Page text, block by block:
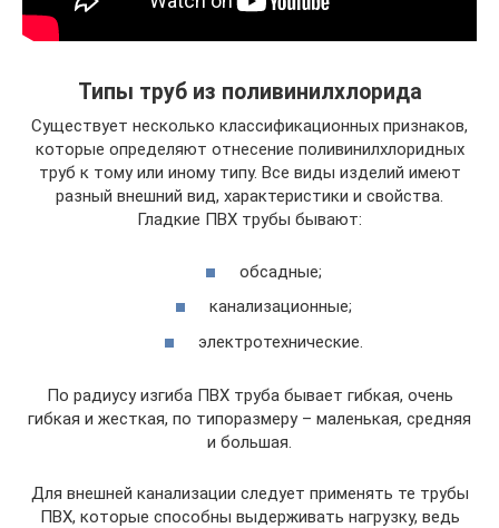
Типы труб из поливинилхлорида
Существует несколько классификационных признаков,
которые определяют отнесение поливинилхлоридных
труб к тому или иному типу. Все виды изделий имеют
разный внешний вид, характеристики и свойства.
Гладкие ПВХ трубы бывают:
обсадные;
канализационные;
электротехнические.
По радиусу изгиба ПВХ труба бывает гибкая, очень
гибкая и жесткая, по типоразмеру – маленькая, средняя
и большая.
Для внешней канализации следует применять те трубы
ПВХ, которые способны выдерживать нагрузку, ведь